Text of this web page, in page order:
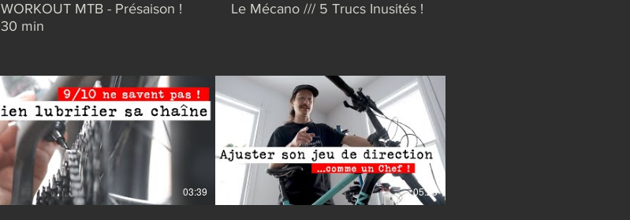
WORKOUT MTB - Présaison !
30 min
Le Mécano /// 5 Trucs Inusités !
03:39 05:28